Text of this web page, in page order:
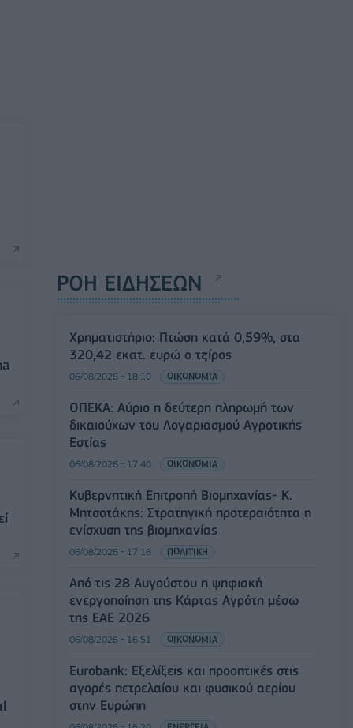
ΡΟΗ ΕΙΔΗΣΕΩΝ
Χρηματιστήριο: Πτώση κατά 0,59%, στα
320,42 εκατ. ευρώ ο τζίρος
06/08/2026 - 18:10 ΟΙΚΟΝΟΜΙΑ
ΟΠΕΚΑ: Αύριο η δεύτερη πληρωμή των
δικαιούχων του Λογαριασμού Αγροτικής
Εστίας
06/08/2026 - 17:40 ΟΙΚΟΝΟΜΙΑ
Κυβερνητική Επιτροπή Βιομηχανίας- Κ.
Μητσοτάκης: Στρατηγική προτεραιότητα η
ενίσχυση της βιομηχανίας
06/08/2026 - 17:18 ΠΟΛΙΤΙΚΗ
Από τις 28 Αυγούστου η ψηφιακή
ενεργοποίηση της Κάρτας Αγρότη μέσω
της ΕΑΕ 2026
06/08/2026 - 16:51 ΟΙΚΟΝΟΜΙΑ
Eurobank: Εξελίξεις και προοπτικές στις
αγορές πετρελαίου και φυσικού αερίου
στην Ευρώπη